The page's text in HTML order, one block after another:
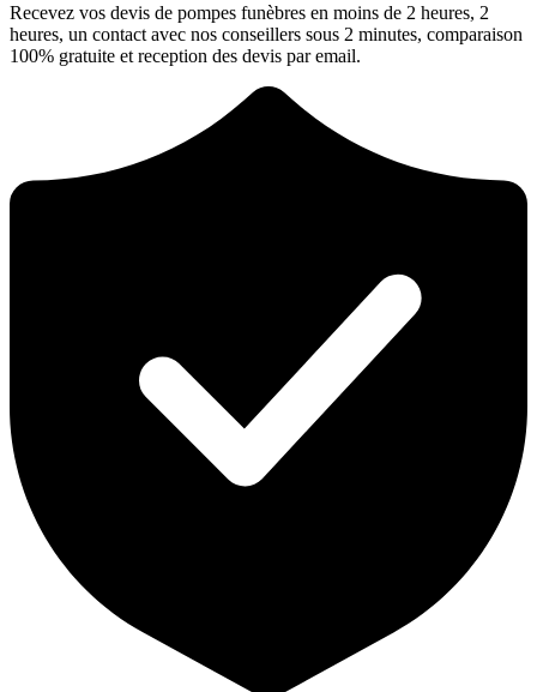
Recevez vos devis de pompes funèbres en moins de 2 heures, 2
heures, un contact avec nos conseillers sous 2 minutes, comparaison
100% gratuite et reception des devis par email.